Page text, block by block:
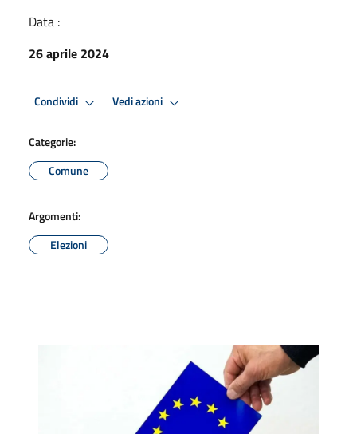
Data :
26 aprile 2024
Condividi Vedi azioni
Categorie:
Comune
Argomenti:
Elezioni